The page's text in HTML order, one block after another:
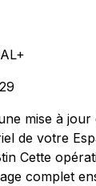
mise à jour
de votre
Cette
complet